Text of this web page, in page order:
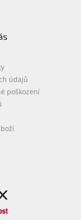
údajů
poškození